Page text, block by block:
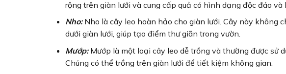
rộng trên giàn lưới và cung cấp quả có hình dạng độc đáo và
Nho:Nho là cây leo hoàn hảo cho giàn lưới. Cây này không
dưới giàn lưới, giúp tạo điểm thư giãn trong vườn.
Mướp: Mướp là một loại cây leo dễ trồng và thường được sử
Chúng có thể trồng trên giàn lưới để tiết kiệm không gian.